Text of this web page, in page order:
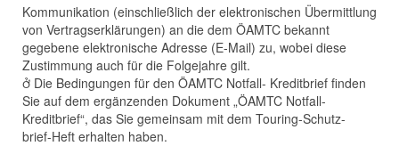
Kommunikation (einschließlich der elektronischen Übermittlung
von Vertragserklärungen) an die dem ÖAMTC bekannt
gegebene elektronische Adresse (E-Mail) zu, wobei diese
Zustimmung auch für die Folgejahre gilt.
 Die Bedingungen für den ÖAMTC Notfall- Kreditbrief finden
Sie auf dem ergänzenden Dokument „ÖAMTC Notfall-
Kreditbrief“, das Sie gemeinsam mit dem Touring-Schutz-
brief-Heft erhalten haben.